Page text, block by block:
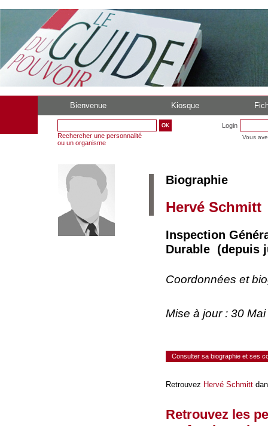
Bienvenue Kiosque
Rechercher une personnalité
ou un organisme
Login
Vous
Biographie
Hervé Schmitt
Inspection
Durable (depuis
Coordonnées et
Mise à jour : 30
Consulter sa biographie et ses
Retrouvez Hervé Schmitt
Retrouvez les